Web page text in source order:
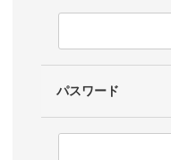
パスワード